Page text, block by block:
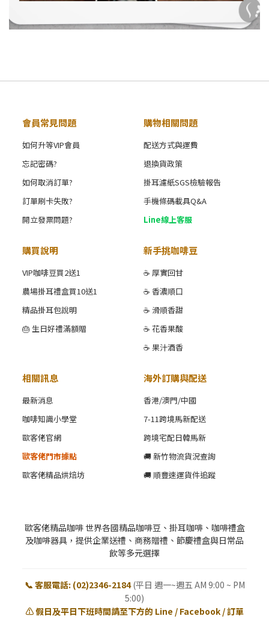
會員常見問題
如何升等VIP會員
忘記密碼?
如何取消訂單?
訂單刷卡失敗?
開立發票問題?
購物相關問題
配送方式與運費
退換貨政策
掛耳濾紙SGS檢驗報告
手機條碼載具Q&A
Line線上客服
購買說明
VIP咖啡豆買2送1
農場掛耳禮盒買10送1
精品掛耳包說明
🎂 生日好禮滿額贈
新手挑咖啡豆
☕ 厚實回甘
☕ 香濃順口
☕ 滑順香甜
☕ 花香果酸
☕ 果汁酒香
相關訊息
最新消息
咖啡知識小學堂
歐客佬官網
歐客佬門市據點
歐客佬精品烘焙坊
海外訂購與配送
香港/澳門/中國
7-11跨境馬新配送
跨境宅配日韓馬新
🚚 新竹物流貨況查詢
🚚 順豐速運貨件追蹤
歐客佬精品咖啡 世界各國精品咖啡豆、掛耳咖啡、咖啡禮盒
及咖啡器具，提供企業送禮、商務贈禮、節慶禮盒與日常品
飲等多元選擇
📞 客服電話: (02)2346-2184 (平日 週一~週五 AM 9:00 ~ PM
5:00)
⚠️ 假日及平日下班時間請至下方的 Line / Facebook / 訂單